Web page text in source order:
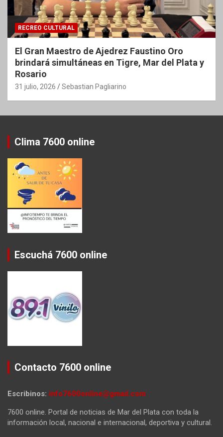
RECREO CULTURAL
El Gran Maestro de Ajedrez Faustino Oro
brindará simultáneas en Tigre, Mar del Plata y
Rosario
31 julio, 2026 Sebastian Pagliarino
Clima 7600 online
Escuchá 7600 online
Contacto 7600 online
Escribinos: info7600online@gmail.com
7600 online. Portal de noticias de Mar del Plata con toda la
información local, nacional e internacional, deportiva y cultural.